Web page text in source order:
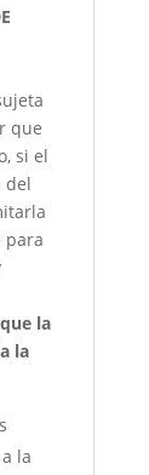
que
si el
del
para
la
la
la